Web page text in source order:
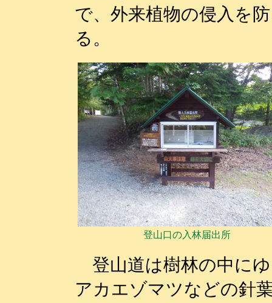
で、外来植物の侵入を
る。
登山口の入林届出所
登山道は樹林の中に
アカエゾマツなどの針